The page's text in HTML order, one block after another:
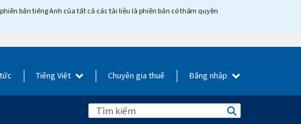
bản tiếng Anh của tất cả các tài liệu là phiên bản có thẩm quyền
Tiếng Việt Chuyên gia thuế Đăng nhập